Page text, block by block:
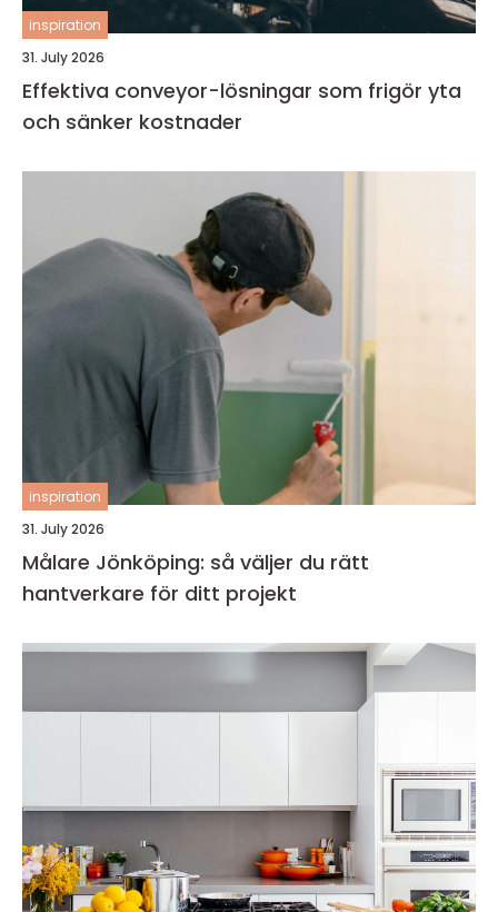
inspiration
31. July 2026
Effektiva conveyor-lösningar som frigör yta
och sänker kostnader
inspiration
31. July 2026
Målare Jönköping: så väljer du rätt
hantverkare för ditt projekt